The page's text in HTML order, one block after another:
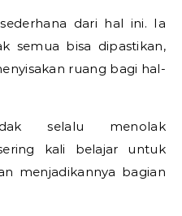
dari hal ini. Ia
semua bisa dipastikan,
ruang bagi hal-
selalu menolak
kali belajar untuk
menjadikannya bagian